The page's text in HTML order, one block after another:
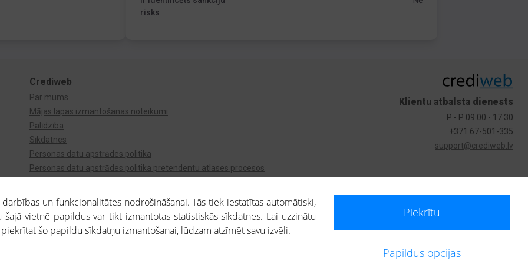
risks
Crediweb
Par mums
Mājas lapas izmantošanas noteikumi
Palīdzība
Sīkdatnes
Personas datu apstrādes politika
Personas datu apstrādes politika pretendentu atlases procesos
Klientu atbalsta dienests
P - P 09:00 - 17:30
+371 67-501-335
support@crediweb.lv
ietvaros saņemtajai informācijai ir uzziņas raksturs, un tai nav juridiska spēka. Portāla lietotājs, izmantojot portālā saņemto informāciju, ir atbildīgs par fizisko
un funkcionalitātes nodrošināšanai. Tās tiek iestatītas automātiski,
vietnē papildus var tikt izmantotas statistiskās sīkdatnes. Lai uzzinātu
piekrītat šo papildu sīkdatņu izmantošanai, lūdzam atzīmēt savu izvēli.
Piekrītu
Papildus opcijas